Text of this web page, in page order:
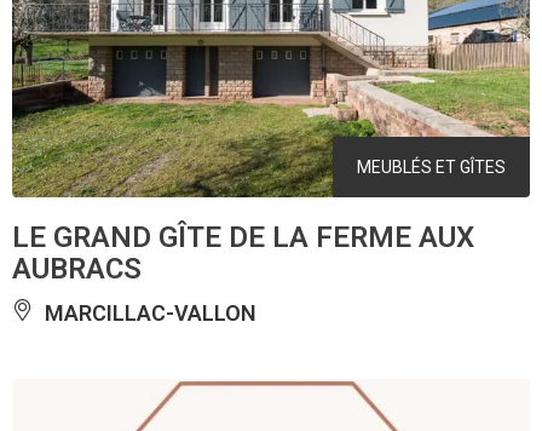
MEUBLÉS ET GÎTES
LE GRAND GÎTE DE LA FERME AUX
AUBRACS
MARCILLAC-VALLON